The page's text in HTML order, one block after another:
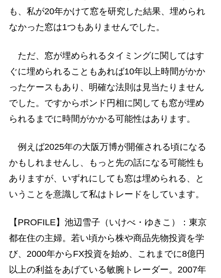
も、私が20年かけて窓を研究した結果、埋められ
なかった窓は1つもありませんでした。
ただ、窓が埋められるタイミングに関してはす
ぐに埋められることもあれば10年以上時間がかか
ったケースもあり、明確な法則は見当たりません
でした。ですからポンド円相に関しても窓が埋め
られるまでに時間がかかる可能性はあります。
例えば2025年の大阪万博が開催される頃になる
かもしれませんし、もっと先の話になる可能性も
ありますが、いずれにしても窓は埋められる、と
いうことを意識して私はトレードをしています。
【PROFILE】池辺雪子（いけべ・ゆきこ）：東京
都在住の主婦。若い頃から株や商品先物投資を学
び、2000年からFX投資を始め、これまでに8億円
以上の利益をあげている敏腕トレーダー。2007年